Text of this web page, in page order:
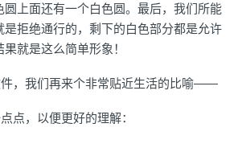
圆上面还有一个白色圆。最后，我们所能
是拒绝通行的，剩下的白色部分都是允许
就是这么简单形象！
，我们再来个非常贴近生活的比喻——
点，以便更好的理解：